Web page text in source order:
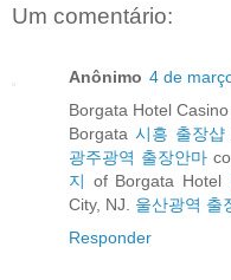
Um comentário:
Anônimo 4 de
Borgata Hotel
Borgata시흥 출장샵
광주광역 출장안마
지 of Borgata Hotel
City, NJ. 울산광역 출
Responder